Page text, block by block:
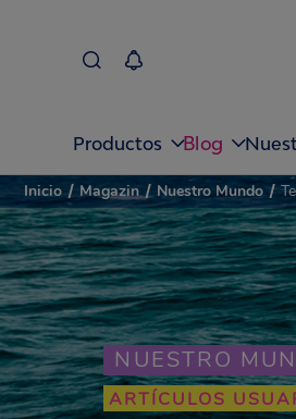
Productos Blog
NUESTRO
ARTÍCULOS
Inicio / Magazin / Nuestro Mundo /